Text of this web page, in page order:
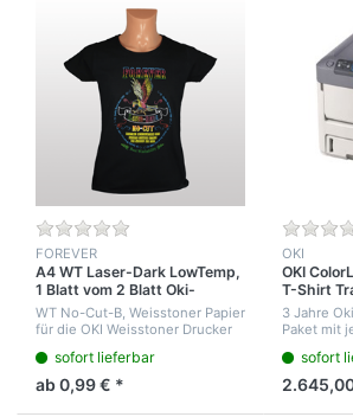
FOREVER
A4 WT Laser-Dark LowTemp,
1 Blatt vom 2 Blatt Oki-
Weißdruck System
WT No-Cut-B, Weisstoner Papier
für die OKI Weisstoner Drucker
Laser-Dark NoCut holt das Toner
Image aus dem Drucker. Grüner
Rü...
sofort lieferbar
ab 0,99 € *
OKI
OKI
T-Shirt
Paket,
3 Jahre
Paket mit
50 Blatt
Lowtemp
LaserLight...
sofort